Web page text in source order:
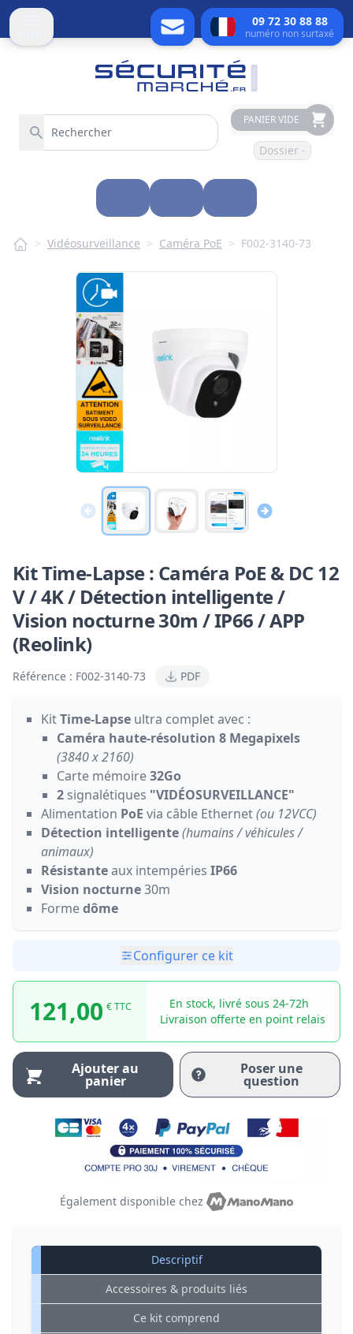
09 72 30 88 88
numéro non surtaxé
PANIER VIDE
Dossier -
> Vidéosurveillance > Caméra PoE > F002-3140-73
Kit Time-Lapse : Caméra PoE & DC 12
V / 4K / Détection intelligente /
Vision nocturne 30m / IP66 / APP
(Reolink)
Référence : F002-3140-73 PDF
KitTime-Lapse ultra complet avec :
Caméra haute-résolution 8 Megapixels
(3840 x 2160)
Carte mémoire32Go
2 signalétiques "VIDÉOSURVEILLANCE"
Alimentation PoE via câble Ethernet(ou 12VCC)
Détection intelligente(humains / véhicules /
animaux)
Résistanteaux intempéries IP66
Vision nocturne30m
Formedôme
Configurer ce kit
121,00 € TTC
En stock, livré sous 24-72h
Livraison offerte en point relais
Ajouter au
panier
Poser une
question
Également disponible chez
Descriptif
Accessoires & produits liés
Ce kit comprend